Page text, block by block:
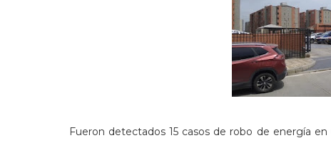
Fueron detectados 15 casos de robo de energía